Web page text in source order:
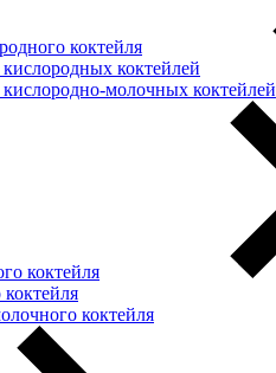
коктейля
коктейлей
молочных коктейлей
коктейля
коктейля